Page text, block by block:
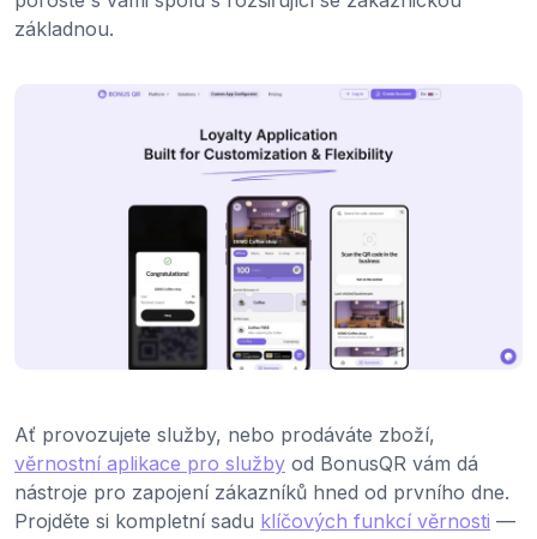
základnou.
Ať provozujete služby, nebo prodáváte zboží,
věrnostní aplikace pro služby od BonusQR vám dá
nástroje pro zapojení zákazníků hned od prvního dne.
Projděte si kompletní sadu klíčových funkcí věrnosti —